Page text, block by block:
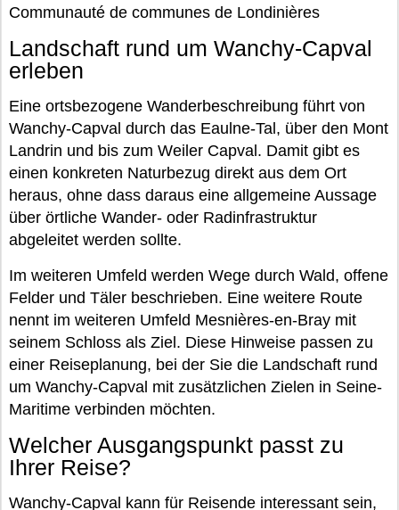
Communauté de communes de Londinières
Landschaft rund um Wanchy-Capval
erleben
Eine ortsbezogene Wanderbeschreibung führt von
Wanchy-Capval durch das Eaulne-Tal, über den Mont
Landrin und bis zum Weiler Capval. Damit gibt es
einen konkreten Naturbezug direkt aus dem Ort
heraus, ohne dass daraus eine allgemeine Aussage
über örtliche Wander- oder Radinfrastruktur
abgeleitet werden sollte.
Im weiteren Umfeld werden Wege durch Wald, offene
Felder und Täler beschrieben. Eine weitere Route
nennt im weiteren Umfeld Mesnières-en-Bray mit
seinem Schloss als Ziel. Diese Hinweise passen zu
einer Reiseplanung, bei der Sie die Landschaft rund
um Wanchy-Capval mit zusätzlichen Zielen in Seine-
Maritime verbinden möchten.
Welcher Ausgangspunkt passt zu
Ihrer Reise?
Wanchy-Capval kann für Reisende interessant sein,